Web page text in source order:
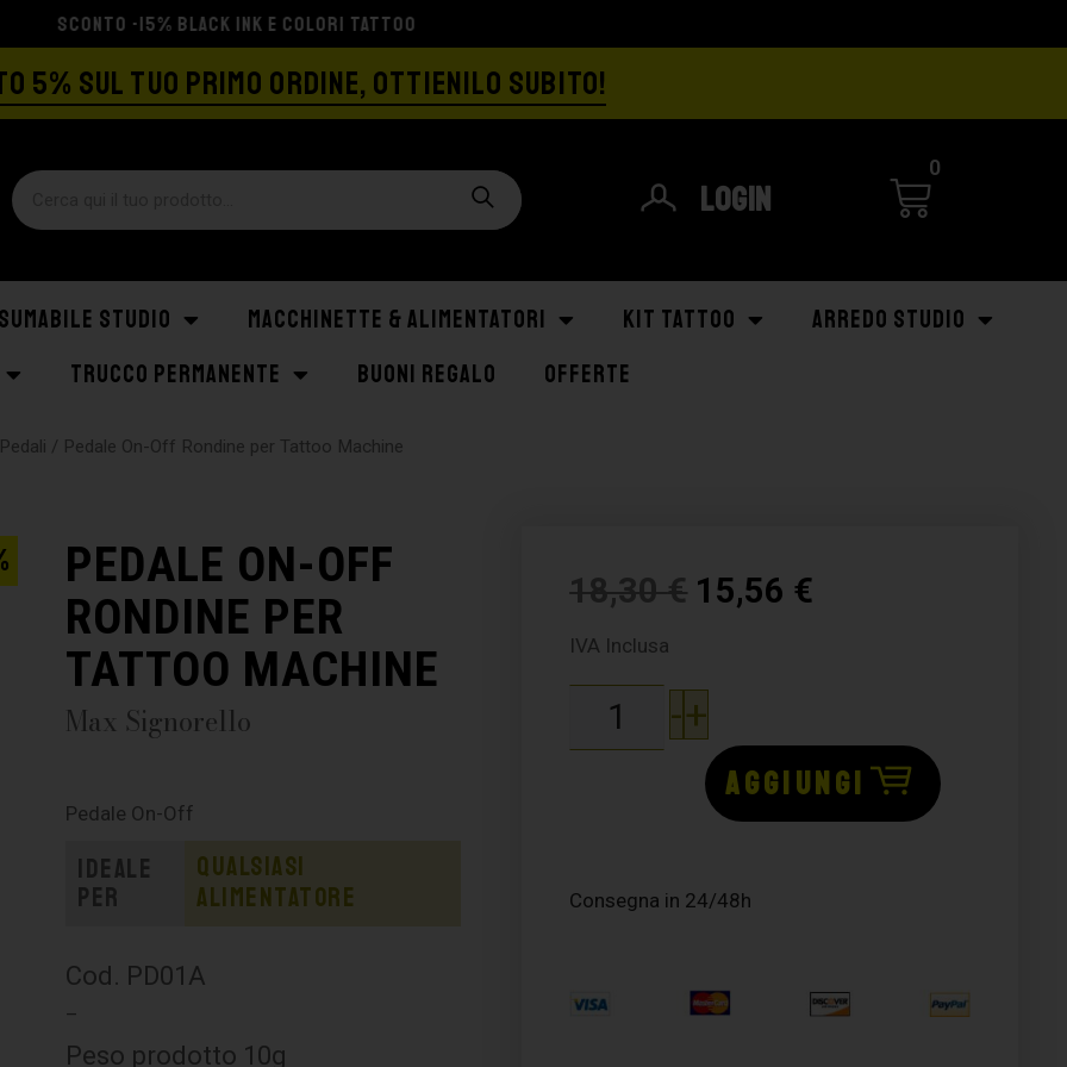
SPEDIZIONE GRATIS A PARTIRE DA €129
5% SUL TUO PRIMO ORDINE, OTTIENILO SUBITO!
Login
0
STUDIO MACCHINETTE & ALIMENTATORI KIT TATTOO
ARREDO STUDIO
TRUCCO PERMANENTE
BUONI REGALO OFFERTE
Pedali / Pedale On-Off Rondine per Tattoo Machine
PEDALE ON-OFF
RONDINE PER
TATTOO MACHINE
Max Signorello
Pedale On-Off
Ideale
per
Qualsiasi
alimentatore
Cod. PD01A
–
Peso prodotto 10g
18,30€ 15,56 €
IVA Inclusa
-+
AGGIUNGI
Consegna in 24/48h